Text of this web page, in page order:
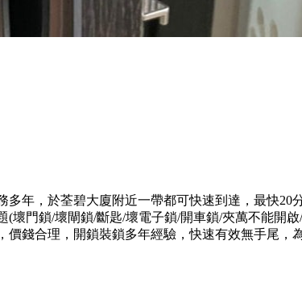
年，於荃碧大廈附近一帶都可快速到達，最快20
壞門鎖/壞閘鎖/斷匙/壞電子鎖/開車鎖/夾萬不能開
錢合理，開鎖裝鎖多年經驗，快速有效無手尾，